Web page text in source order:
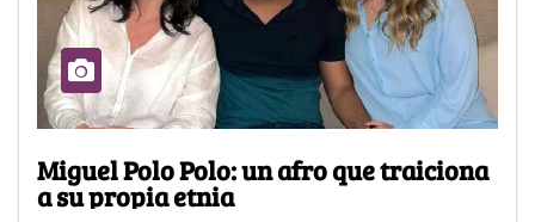
Miguel Polo Polo: un afro que traiciona
a su propia etnia